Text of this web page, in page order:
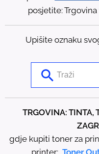
posjetite:
Upišite oznaku
TRGOVINA: TINTA,
gdje kupiti toner za
printer: Toner